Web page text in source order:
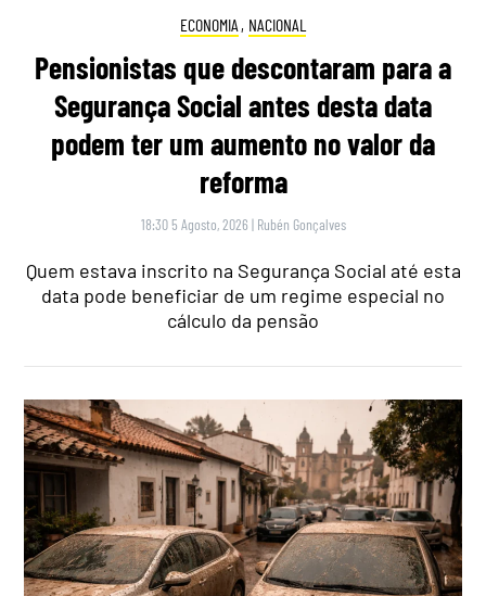
ECONOMIA , NACIONAL
Pensionistas que descontaram para a
Segurança Social antes desta data
podem ter um aumento no valor da
reforma
18:30 5 Agosto, 2026 | Rubén Gonçalves
Quem estava inscrito na Segurança Social até esta
data pode beneficiar de um regime especial no
cálculo da pensão